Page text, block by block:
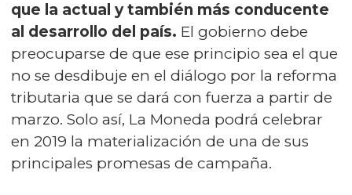
que la actual y también más conducente
al desarrollo del país. El gobierno debe
preocuparse de que ese principio sea el que
no se desdibuje en el diálogo por la reforma
tributaria que se dará con fuerza a partir de
marzo. Solo así, La Moneda podrá celebrar
en 2019 la materialización de una de sus
principales promesas de campaña.